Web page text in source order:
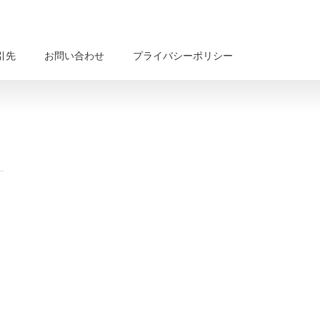
先 お問い合わせ プライバシーポリシー